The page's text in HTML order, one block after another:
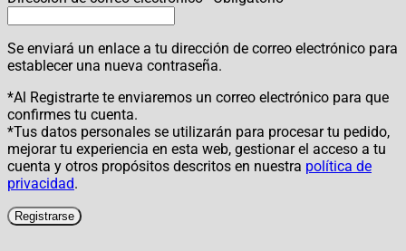
Se enviará un enlace a tu dirección de correo electrónico para
establecer una nueva contraseña.
*Al Registrarte te enviaremos un correo electrónico para que
confirmes tu cuenta.
*Tus datos personales se utilizarán para procesar tu pedido,
mejorar tu experiencia en esta web, gestionar el acceso a tu
cuenta y otros propósitos descritos en nuestra política de
privacidad.
Registrarse